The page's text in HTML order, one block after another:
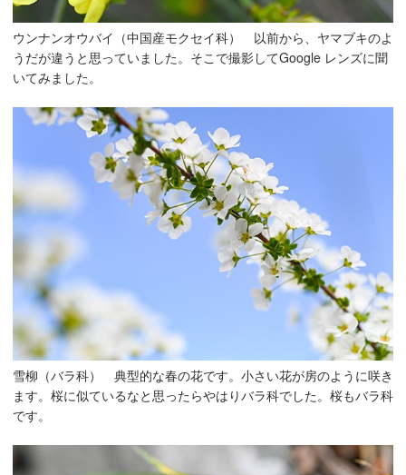
ウンナンオウバイ（中国産モクセイ科） 以前から、ヤマブキのよ
うだが違うと思っていました。そこで撮影してGoogle レンズに聞
いてみました。
雪柳（バラ科） 典型的な春の花です。小さい花が房のように咲き
ます。桜に似ているなと思ったらやはりバラ科でした。桜もバラ科
です。